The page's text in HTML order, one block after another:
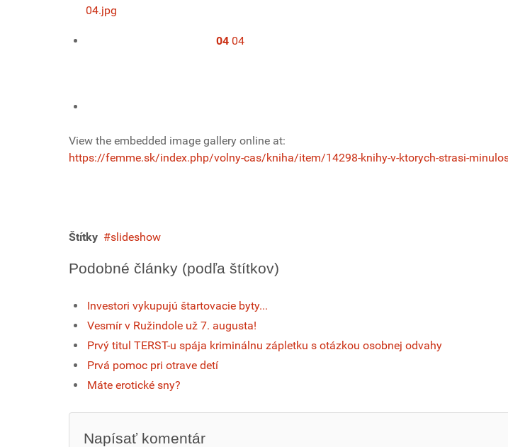
04 04
View the embedded image gallery online at:
https://femme.sk/index.php/volny-cas/kniha/item/14298-knihy-v-ktorych-strasi-
Štítky slideshow
Podobné články (podľa štítkov)
Investori vykupujú štartovacie byty...
Vesmír v Ružindole už 7. augusta!
Prvý titul TERST-u spája kriminálnu zápletku s otázkou osobnej odvahy
Prvá pomoc pri otrave detí
Máte erotické sny?
Napísať komentár